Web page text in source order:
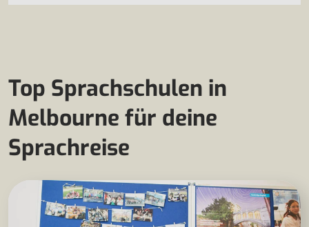
Top Sprachschulen in
Melbourne für deine
Sprachreise